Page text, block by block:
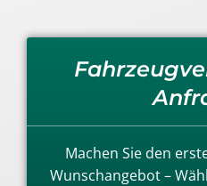
Machen Sie den
Wunschangebot –